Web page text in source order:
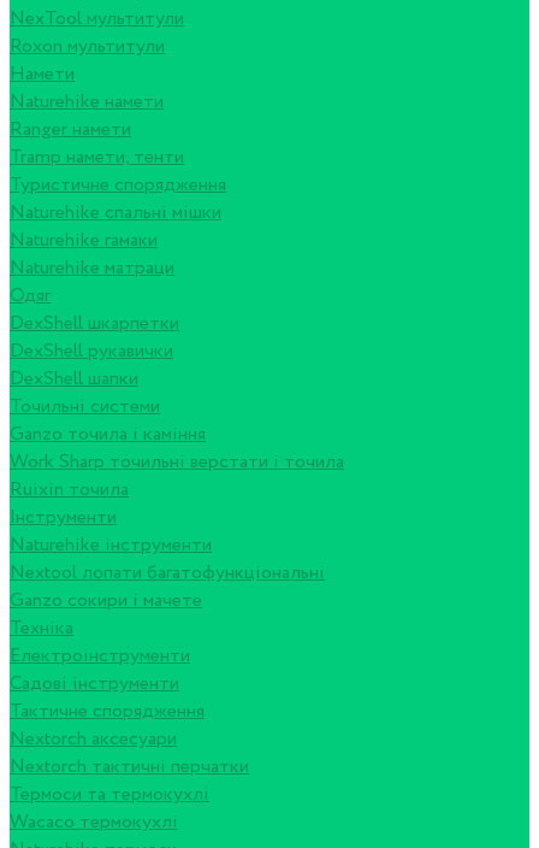
NexTool мультитули
Roxon мультитули
Намети
Naturehike намети
Ranger намети
Tramp намети, тенти
Туристичне спорядження
Naturehike спальні мішки
Naturehike гамаки
Naturehike матраци
Одяг
DexShell шкарпетки
DexShell рукавички
DexShell шапки
Точильні системи
Ganzo точила і каміння
Work Sharp точильні верстати і точила
Ruixin точила
Інструменти
Naturehike інструменти
Nextool лопати багатофункціональні
Ganzo сокири і мачете
Техніка
Електроінструменти
Садові інструменти
Тактичне спорядження
Nextorch аксесуари
Nextorch тактичні перчатки
Термоси та термокухлі
Wacaco термокухлі